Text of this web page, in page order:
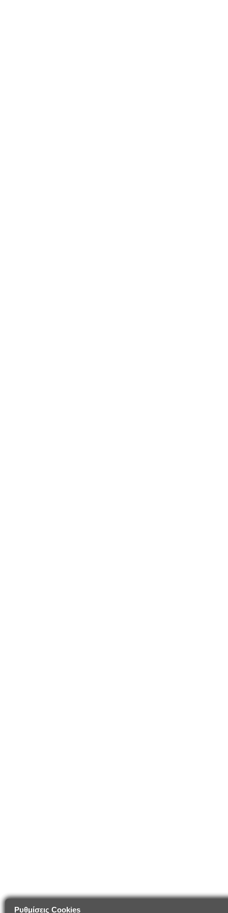
Ρυθμίσεις Cookies